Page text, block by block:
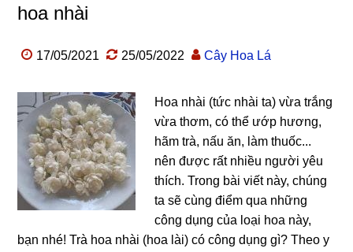
hoa nhài
17/05/2021 25/05/2022 Cây Hoa Lá
Hoa nhài (tức nhài ta) vừa trắng
vừa thơm, có thể ướp hương,
hãm trà, nấu ăn, làm thuốc...
nên được rất nhiều người yêu
thích. Trong bài viết này, chúng
ta sẽ cùng điểm qua những
công dụng của loại hoa này,
bạn nhé! Trà hoa nhài (hoa lài) có công dụng gì? Theo y